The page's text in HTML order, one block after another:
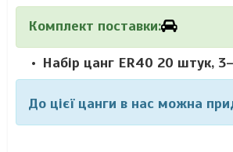
Комплект поставки:
Набір цанг ER40 20 штук,
До цієї цанги в нас можна